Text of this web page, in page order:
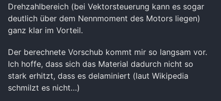
Drehzahlbereich (bei Vektorsteuerung kann es sogar
deutlich über dem Nennmoment des Motors liegen)
ganz klar im Vorteil.
Der berechnete Vorschub kommt mir so langsam vor.
Ich hoffe, dass sich das Material dadurch nicht so
stark erhitzt, dass es delaminiert (laut Wikipedia
schmilzt es nicht…)